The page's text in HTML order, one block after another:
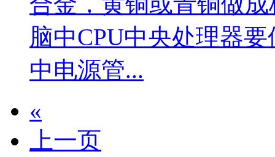
脑中CPU中央处理器
中电源管...
«
上一页